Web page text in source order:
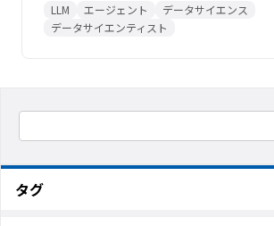
LLM エージェント
データサイエンス
データサイエンティスト
タグ